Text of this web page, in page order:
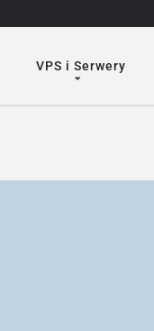
VPS i Serwery